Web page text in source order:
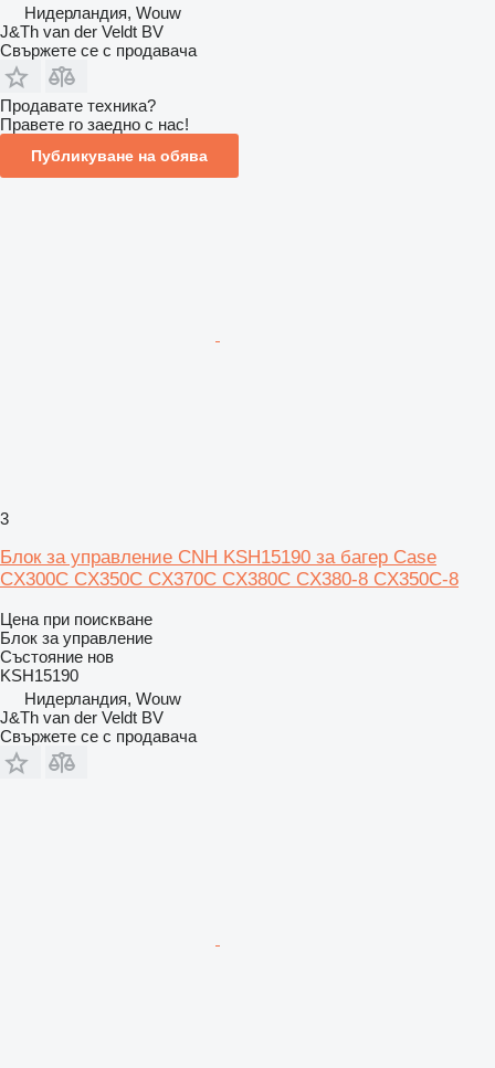
Нидерландия, Wouw
J&Th van der Veldt BV
Свържете се с продавача
Продавате техника?
Правете го заедно с нас!
Публикуване на обява
3
Блок за управление CNH KSH15190 за багер Case
CX300C CX350C CX370C CX380C CX380-8 CX350C-8
Цена при поискване
Блок за управление
Състояние нов
KSH15190
Нидерландия, Wouw
J&Th van der Veldt BV
Свържете се с продавача